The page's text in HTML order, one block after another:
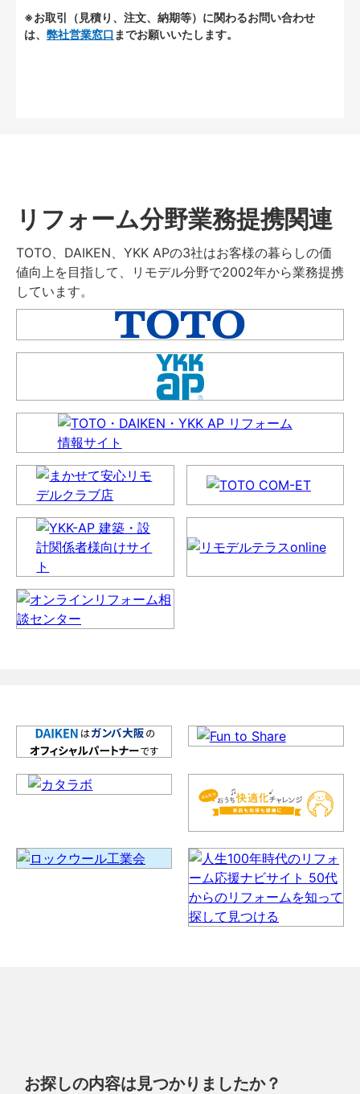
※お取引（見積り、注文、納期等）に関わるお問い合わせ
は、 弊社営業窓口 までお願いいたします。
リフォーム分野業務提携関連
TOTO、DAIKEN、YKK APの3社はお客様の暮らしの価
値向上を目指して、リモデル分野で2002年から業務提携
しています。
お探しの内容は見つかりましたか？